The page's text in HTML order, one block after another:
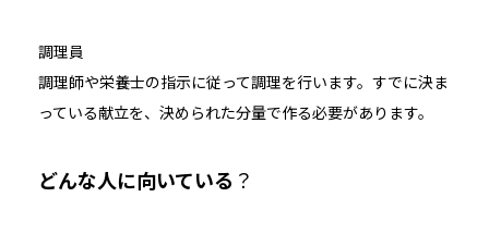
調理員
調理師や栄養士の指示に従って調理を行います。すでに決ま
っている献立を、決められた分量で作る必要があります。
どんな人に向いている ？